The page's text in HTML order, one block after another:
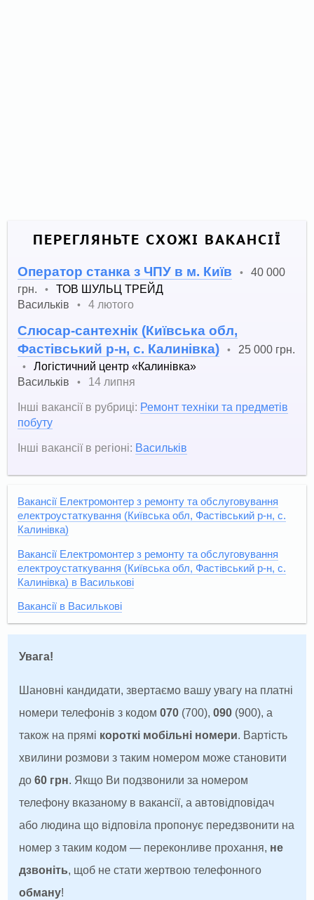
ПЕРЕГЛЯНЬТЕ СХОЖІ ВАКАНСІЇ
Оператор станка з ЧПУ в м. Київ •
40 000
грн.
•
ТОВ ШУЛЬЦ ТРЕЙД
Васильків
• 4 лютого
Слюсар-сантехнік (Київська обл,
Фастівський р-н, с. Калинівка)
• 25 000 грн.
•
Логістичний центр «Калинівка»
Васильків
•
14 липня
Інші вакансії в рубриці: Ремонт техніки та предметів
побуту
Інші вакансії в регіоні: Васильків
Вакансії Електромонтер з ремонту та обслуговування
електроустаткування (Київська обл, Фастівський р-н, с.
Калинівка)
Вакансії Електромонтер з ремонту та обслуговування
електроустаткування (Київська обл, Фастівський р-н, с.
Калинівка) в Василькові
Вакансії в Василькові
Увага!
Шановні кандидати, звертаємо вашу увагу на платні
номери телефонів з кодом070 (700),090 (900), а
також на прямі короткі мобільні номери. Вартість
хвилини розмови з таким номером може становити
до60 грн. Якщо Ви подзвонили за номером
телефону вказаному в вакансії, а автовідповідач
або людина що відповіла пропонує передзвонити на
номер з таким кодом — переконливе прохання, не
дзвоніть, щоб не стати жертвою телефонного
обману!